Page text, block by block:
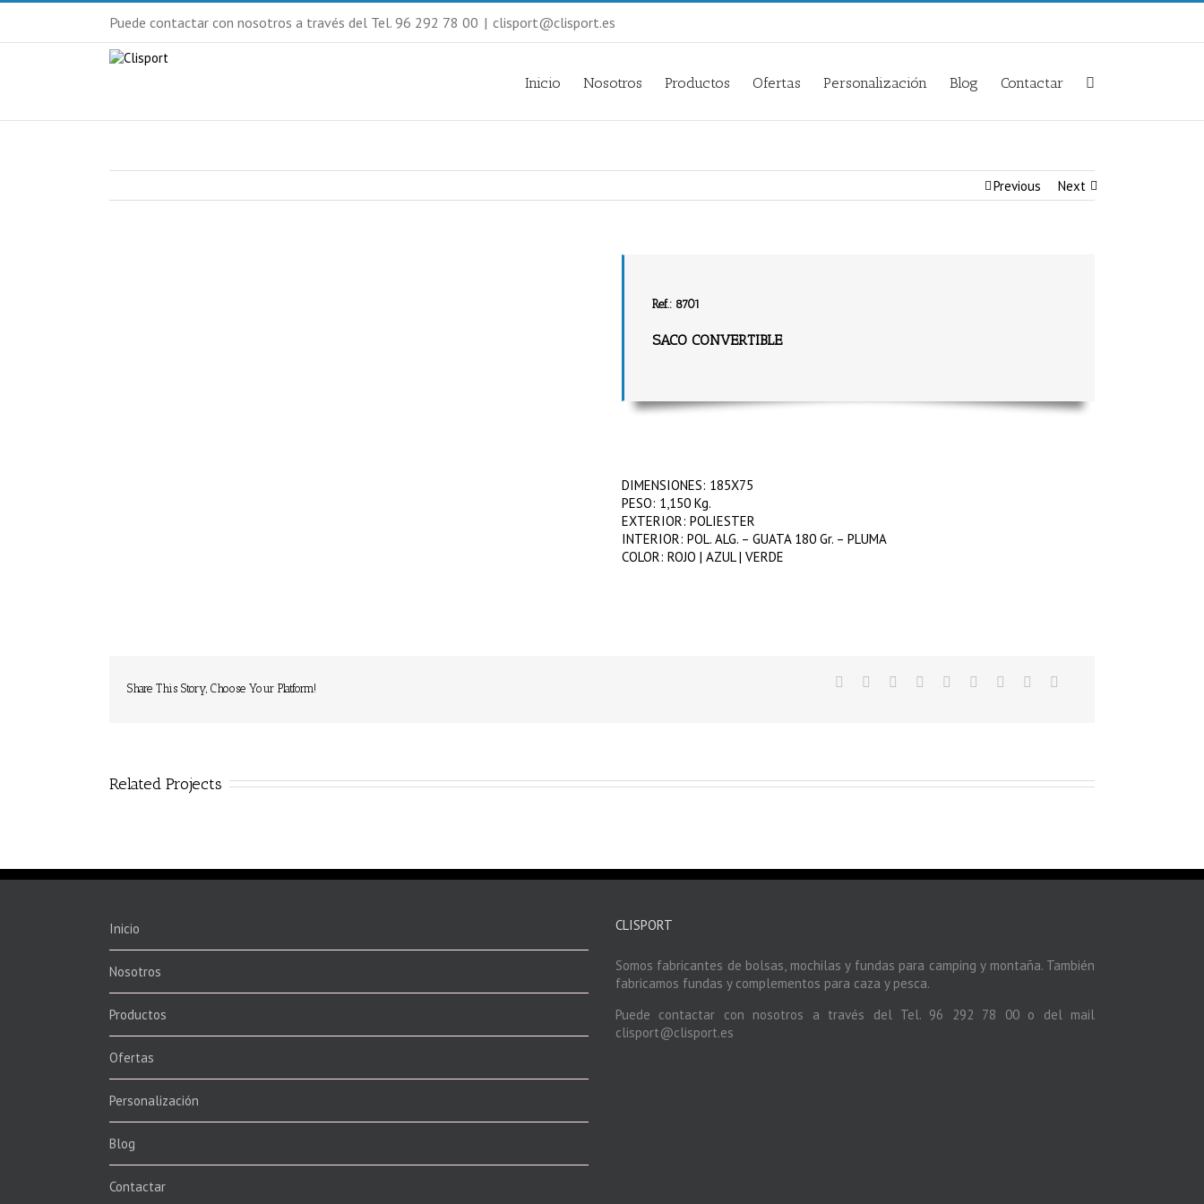
Puede contactar con nosotros a través del Tel. 96 292 78 00 | clisport@clisport.es
Inicio Nosotros Productos Ofertas Personalización Blog Contactar
Previous Next
Ref.: 8701
SACO CONVERTIBLE
DIMENSIONES: 185X75
PESO: 1,150 Kg.
EXTERIOR: POLIESTER
INTERIOR: POL. ALG. – GUATA 180 Gr. – PLUMA
COLOR: ROJO | AZUL | VERDE
Share This Story, Choose Your Platform!
Related Projects
Inicio
Nosotros
Productos
Ofertas
Personalización
Blog
Contactar
CLISPORT
Somos fabricantes de bolsas, mochilas y fundas para camping y montaña. También
fabricamos fundas y complementos para caza y pesca.
Puede contactar con nosotros a través del Tel. 96 292 78 00 o del mail
clisport@clisport.es